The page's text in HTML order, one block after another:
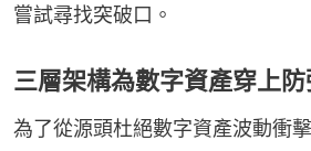
嘗試尋找突破口。
三層架構為數字資產穿上
為了從源頭杜絕數字資產波動衝